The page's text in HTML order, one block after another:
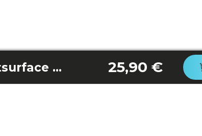
Papeles de lija pack 12 Perfectsurface 2120 Delta 25,90 €